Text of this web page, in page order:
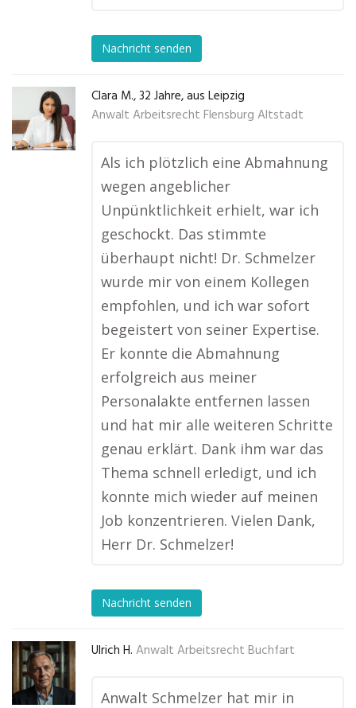
Nachricht senden
Clara M., 32 Jahre, aus Leipzig
Anwalt Arbeitsrecht Flensburg Altstadt
Als ich plötzlich eine Abmahnung
wegen angeblicher
Unpünktlichkeit erhielt, war ich
geschockt. Das stimmte
überhaupt nicht! Dr. Schmelzer
wurde mir von einem Kollegen
empfohlen, und ich war sofort
begeistert von seiner Expertise.
Er konnte die Abmahnung
erfolgreich aus meiner
Personalakte entfernen lassen
und hat mir alle weiteren Schritte
genau erklärt. Dank ihm war das
Thema schnell erledigt, und ich
konnte mich wieder auf meinen
Job konzentrieren. Vielen Dank,
Herr Dr. Schmelzer!
Nachricht senden
Ulrich H. Anwalt Arbeitsrecht Buchfart
Anwalt Schmelzer hat mir in